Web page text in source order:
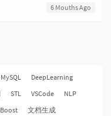
6 Mouths Ago
MySQL
DeepLearning
STL VSCode
NLP
文档生成